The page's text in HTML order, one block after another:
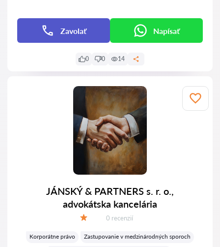
Zavolať Napísať
0 0 14
JÁNSKÝ & PARTNERS s. r. o.,
advokátska kancelária
Recenzií:
0 recenzií
Korporátne právo
Zastupovanie v medzinárodných sporoch